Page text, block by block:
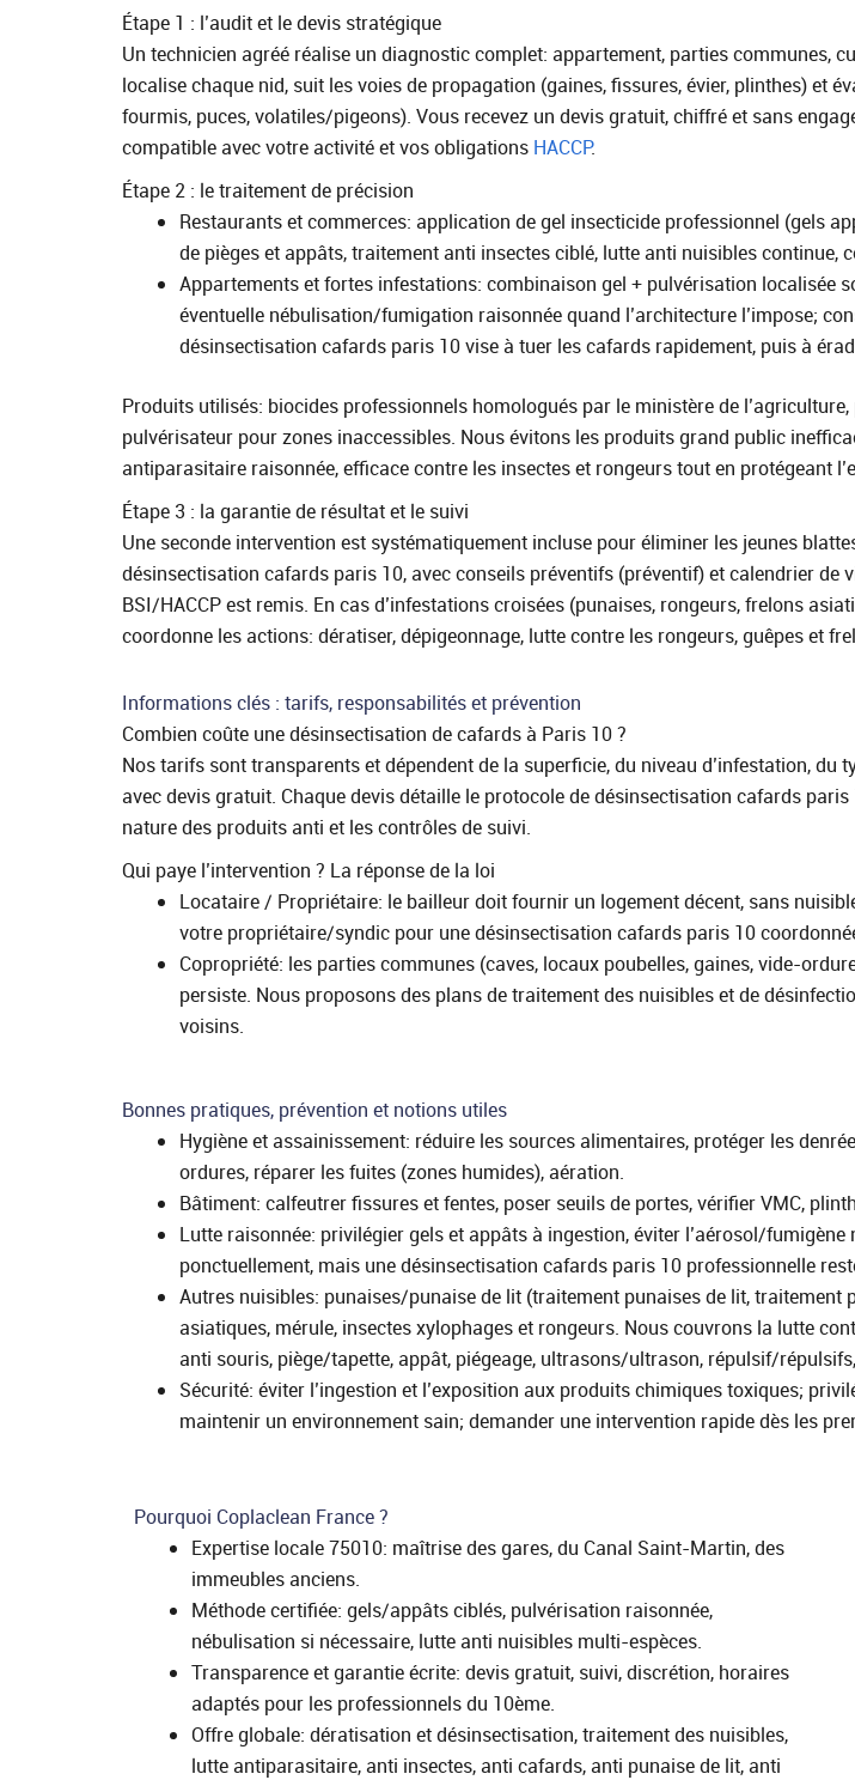
Étape 1 : l’audit et le devis stratégique
Un technicien agréé réalise un diagnostic complet: appartement, parties communes,
localise chaque nid, suit les voies de propagation (gaines, fissures, évier, plinthes) et
fourmis, puces, volatiles/pigeons). Vous recevez un devis gratuit, chiffré et sans
compatible avec votre activité et vos obligations HACCP.
Étape 2 : le traitement de précision
Restaurants et commerces: application de gel insecticide professionnel (gels
de pièges et appâts, traitement anti insectes ciblé, lutte anti nuisibles continue,
Appartements et fortes infestations: combinaison gel + pulvérisation localisée
éventuelle nébulisation/fumigation raisonnée quand l’architecture l’impose;
désinsectisation cafards paris 10 vise à tuer les cafards rapidement, puis à
Produits utilisés: biocides professionnels homologués par le ministère de
pulvérisateur pour zones inaccessibles. Nous évitons les produits grand public
antiparasitaire raisonnée, efficace contre les insectes et rongeurs tout en protégeant
Étape 3 : la garantie de résultat et le suivi
Une seconde intervention est systématiquement incluse pour éliminer les jeunes
désinsectisation cafards paris 10, avec conseils préventifs (préventif) et calendrier
BSI/HACCP est remis. En cas d’infestations croisées (punaises, rongeurs, frelons
coordonne les actions: dératiser, dépigeonnage, lutte contre les rongeurs, guêpes et
Informations clés : tarifs, responsabilités et prévention
Combien coûte une désinsectisation de cafards à Paris 10 ?
Nos tarifs sont transparents et dépendent de la superficie, du niveau d’infestation,
avec devis gratuit. Chaque devis détaille le protocole de désinsectisation cafards
nature des produits anti et les contrôles de suivi.
Qui paye l’intervention ? La réponse de la loi
Locataire / Propriétaire: le bailleur doit fournir un logement décent, sans
votre propriétaire/syndic pour une désinsectisation cafards paris 10
Copropriété: les parties communes (caves, locaux poubelles, gaines, vide-
persiste. Nous proposons des plans de traitement des nuisibles et de
voisins.
Bonnes pratiques, prévention et notions utiles
Hygiène et assainissement: réduire les sources alimentaires, protéger les
ordures, réparer les fuites (zones humides), aération.
Bâtiment: calfeutrer fissures et fentes, poser seuils de portes, vérifier VMC,
Lutte raisonnée: privilégier gels et appâts à ingestion, éviter l’aérosol/
ponctuellement, mais une désinsectisation cafards paris 10 professionnelle
Autres nuisibles: punaises/punaise de lit (traitement punaises de lit,
asiatiques, mérule, insectes xylophages et rongeurs. Nous couvrons la lutte
anti souris, piège/tapette, appât, piégeage, ultrasons/ultrason, répulsif/
Sécurité: éviter l’ingestion et l’exposition aux produits chimiques toxiques;
maintenir un environnement sain; demander une intervention rapide dès les
Pourquoi Coplaclean France ?
Expertise locale 75010: maîtrise des gares, du Canal Saint‑Martin, des
immeubles anciens.
Méthode certifiée: gels/appâts ciblés, pulvérisation raisonnée,
nébulisation si nécessaire, lutte anti nuisibles multi-espèces.
Transparence et garantie écrite: devis gratuit, suivi, discrétion, horaires
adaptés pour les professionnels du 10ème.
Offre globale: dératisation et désinsectisation, traitement des nuisibles,
lutte antiparasitaire, anti insectes, anti cafards, anti punaise de lit, anti